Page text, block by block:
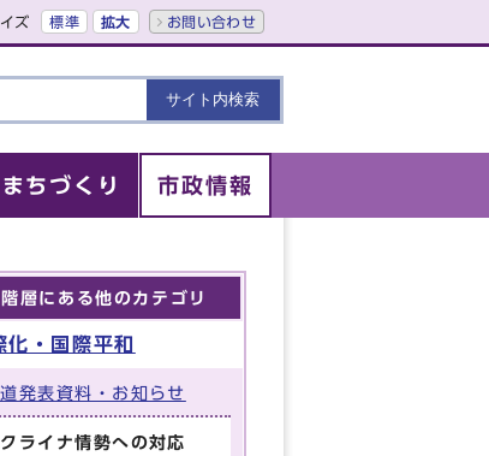
ズ 標準 拡大 お問い合わせ
まちづくり 市政情報
層にある他のカテゴリ
化・国際平和
発表資料・お知らせ
ライナ情勢への対応